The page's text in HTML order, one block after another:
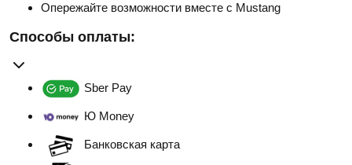
Опережайте возможности вместе с Mustang
Способы оплаты:
Sber Pay
Ю Money
Банковская карта